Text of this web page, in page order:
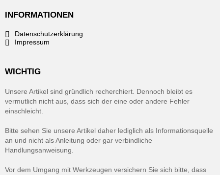
INFORMATIONEN
Datenschutzerklärung
Impressum
WICHTIG
Unsere Artikel sind gründlich recherchiert. Dennoch bleibt es
vermutlich nicht aus, dass sich der eine oder andere Fehler
einschleicht.
Bitte sehen Sie unsere Artikel daher lediglich als Informationsquelle
an und nicht als Anleitung oder gar verbindliche
Handlungsanweisung.
Vor dem Umgang mit Werkzeugen versichern Sie sich bitte, dass